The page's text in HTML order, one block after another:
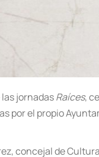
jornadasRaíces,
por el propio
concejal de